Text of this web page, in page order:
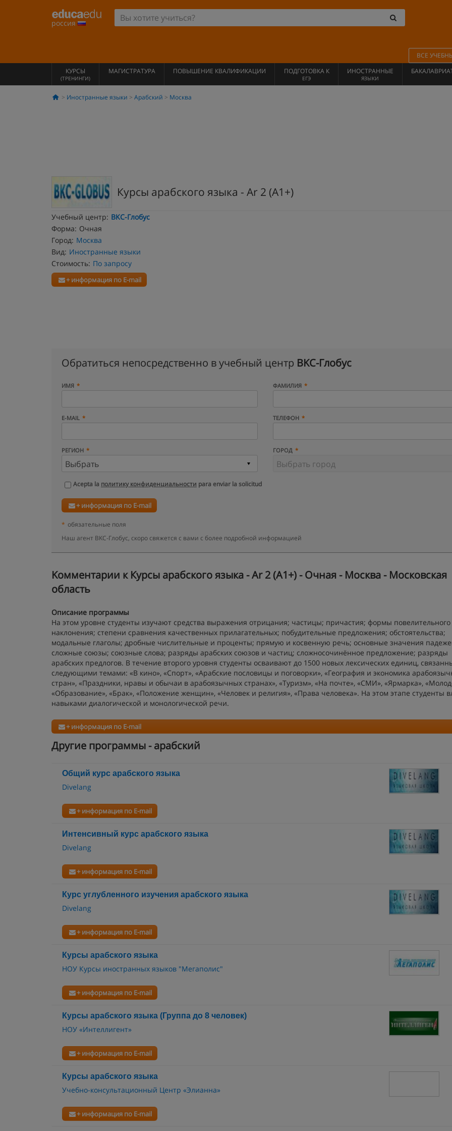
россия
ВСЕ
КУРСЫ
(ТРЕНИНГИ)
МАГИСТРАТУРА ПОВЫШЕНИЕ КВАЛИФИКАЦИИ ПОДГОТОВКА К
ЕГЭ
ИНОСТРАННЫЕ
ЯЗЫКИ
Иностранные языки Арабский Москва
Курсы арабского языка - Ar 2 (А1+)
Учебный центр: BKC-Глобус
Форма: Очная
Город: Москва
Вид: Иностранные языки
Стоимость: По запросу
+ информация по E-mail
Обратиться непосредственно в учебный центр BKC-Глобус
ИМЯ ФАМИЛИЯ
E-MAIL ТЕЛЕФОН
РЕГИОН ГОРОД
Acepta la политику конфиденциальности para enviar la solicitud
+ информация по E-mail
* обязательные поля
Наш агент BKC-Глобус, скоро свяжется с вами с более подробной информацией
Kомментарии к Курсы арабского языка - Ar 2 (А1+) - Очная - Москва - Московская
область
Описание программы
На этом уровне студенты изучают средства выражения отрицания; частицы; причастия; формы повелительного
наклонения; степени сравнения качественных прилагательных; побудительные предложения; обстоятельства;
модальные глаголы; дробные числительные и проценты; прямую и косвенную речь; основные значения
сложные союзы; союзные слова; разряды арабских союзов и частиц; сложносочинённое предложение; разряды
арабских предлогов. В течение второго уровня студенты осваивают до 1500 новых лексических единиц,
следующими темами: «В кино», «Спорт», «Арабские пословицы и поговорки», «География и экономика
стран», «Праздники, нравы и обычаи в арабоязычных странах», «Туризм», «На почте», «СМИ», «Ярмарка»,
«Образование», «Брак», «Положение женщин», «Человек и религия», «Права человека». На этом этапе студенты
навыками диалогической и монологической речи.
+ информация по E-mail
Другие программы - арабский
Общий курс арабского языка
Divelang
+ информация по E-mail
Интенсивный курс арабского языка
Divelang
+ информация по E-mail
Курс углубленного изучения арабского языка
Divelang
+ информация по E-mail
Курсы арабского языка
НОУ Курсы иностранных языков "Мегаполис"
+ информация по E-mail
Курсы арабского языка (Группа до 8 человек)
НОУ «Интеллигент»
+ информация по E-mail
Курсы арабского языка
Учебно-консультационный Центр «Элианна»
+ информация по E-mail